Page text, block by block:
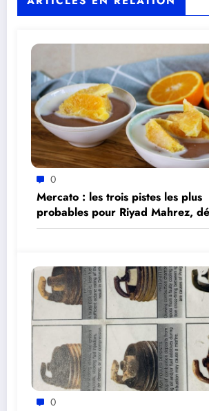
0
Mercato : les trois pistes les plus
probables pour Riyad Mahrez,
libre de tout contrat
0